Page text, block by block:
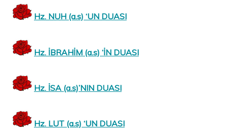
Hz. NUH (a.s) ‘UN DUASI
Hz. İBRAHİM (a.s) ‘İN DUASI
Hz. İSA (a.s)’NIN DUASI
Hz. LUT (a.s) ‘UN DUASI